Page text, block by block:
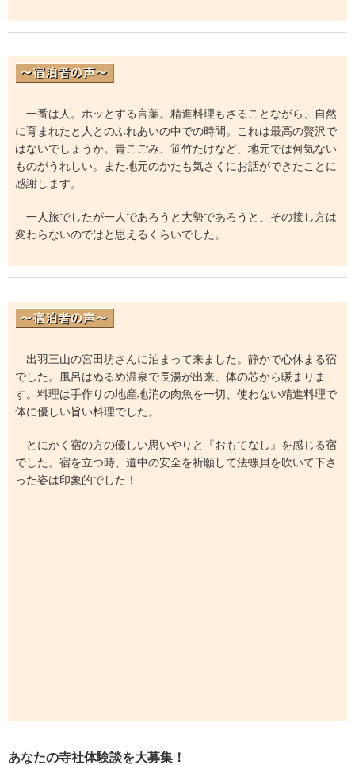
一番は人。ホッとする言葉。精進料理もさることながら、自然
に育まれたと人とのふれあいの中での時間。これは最高の贅沢で
はないでしょうか。青こごみ、笹竹たけなど、地元では何気ない
ものがうれしい。また地元のかたも気さくにお話ができたことに
感謝します。
一人旅でしたが一人であろうと大勢であろうと、その接し方は
変わらないのではと思えるくらいでした。
出羽三山の宮田坊さんに泊まって来ました。静かで心休まる宿
でした。風呂はぬるめ温泉で長湯が出来、体の芯から暖まりま
す。料理は手作りの地産地消の肉魚を一切、使わない精進料理で
体に優しい旨い料理でした。
とにかく宿の方の優しい思いやりと『おもてなし』を感じる宿
でした。宿を立つ時、道中の安全を祈願して法螺貝を吹いて下さ
った姿は印象的でした！
あなたの寺社体験談を大募集！